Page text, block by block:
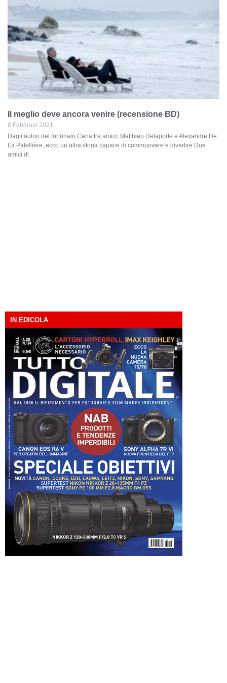
Il meglio deve ancora venire (recensione BD)
8 Febbraio 2021
Dagli autori del fortunato Cena tra amici, Matthieu Delaporte e Alexandre De
La Patellière, ecco un’altra storia capace di commuovere e divertire Due
amici di
IN EDICOLA